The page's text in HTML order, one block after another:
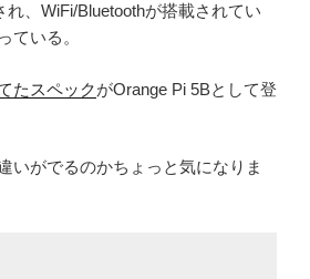
、WiFi/Bluetoothが搭載されてい
ている。
たスペックがOrange Pi 5Bとして登
いがでるのかちょっと気になりま